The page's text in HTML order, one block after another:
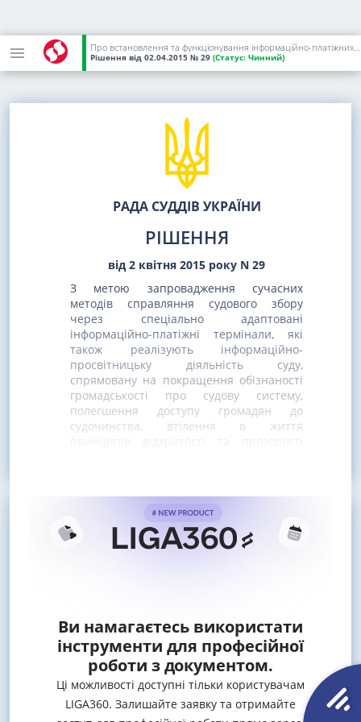
Про встановлення та функціонування інформаційно-платіжних терміналів у деяких судах загальної юрисдикції,
Рішення від 02.04.2015 № 29 (Статус: Чинний)
РАДА СУДДІВ УКРАЇНИ
РІШЕННЯ
від 2 квітня 2015 року N 29
З метою запровадження сучасних
методів справляння судового збору
через спеціально адаптовані
інформаційно-платіжні термінали, які
також реалізують інформаційно-
просвітницьку діяльність суду,
спрямовану на покращення обізнаності
громадськості про судову систему,
полегшення доступу громадян до
судочинства, втілення в життя
Ви намагаєтесь використати
інструменти для професійної
роботи з документом.
Ці можливості доступні тільки користувачам
LIGA360. Залишайте заявку та отримайте